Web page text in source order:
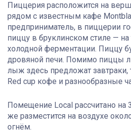
Пиццерия расположится на
рядом с известным кафе
предприниматель, в пиццерии
пиццу в бруклинском стиле — на
холодной ферментации. Пиццу
дровяной печи. Помимо пиццы
лыж здесь предложат
Red cup кофе и разнообразные
Помещение Local рассчитано на
же разместится на воздухе
огнём.